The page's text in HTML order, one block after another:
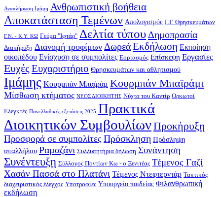
Αναπλήρωση Ιμάμη Ανθρωπιστική βοήθεια
Αποκατάσταση Τεμένων Απολογισμός Γ.Γ. Θρησκευμάτων
Γ.Ν. - Κ.Υ. ΚΩ Γεύμα "Ιφτάρ" Δελτία τύπου Δημοπρασία
Διακήρυξη Διανομή τροφίμων ΔωρεάΕκδήλωση Εκποίηση
οικοπέδου Ενίσχυση σε συμπολίτες Εορτασμός Επίσκεψη Εργασίες
Ευχές Ευχαριστήριο Θρησκευμάτων και αθλητισμού
Ιμάμης Κουρμπάν Μπαϊράμ Κουρμπάν Μπαϊράμι
Μίσθωση κτήματος ΝΕΟΣ ΔΙΟΙΚΗΤΗΣ Νύχτα του Καντίρ Ορκωτοί
Ελεγκτές Πανελλαδικές εξετάσεις 2025 Πρακτικά
Διοικητικών ΣυμβουλίωνΠροκήρυξη
Προσφορά σε συμπολίτες Πρόσκληση Πρόσληψη
υπαλλήλου Ραμαζάνι Συλλυπητήρια δήλωση Συνάντηση
Συνέντευξη Σύλλογος Ποντίων Κω - ο Ξενιτέας Τέμενος Γαζί
Χασάν Πασσά στο Πλατάνι Τέμενος Ντεφτερντάρ Τακτικός
διαχειριστικός έλεγχος Υποτροφίες Υπουργείο παιδείας Φιλανθρωπική
εκδήλωση